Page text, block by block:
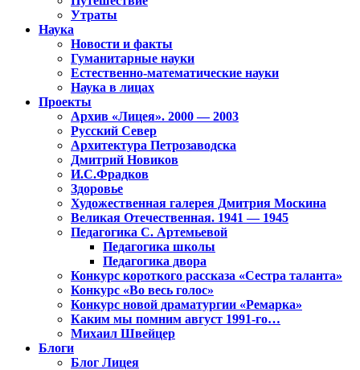
Утраты
Наука
Новости и факты
Гуманитарные науки
Естественно-математические науки
Наука в лицах
Проекты
Архив «Лицея». 2000 — 2003
Русский Север
Архитектура Петрозаводска
Дмитрий Новиков
И.С.Фрадков
Здоровье
Художественная галерея Дмитрия Москина
Великая Отечественная. 1941 — 1945
Педагогика С. Артемьевой
Педагогика школы
Педагогика двора
Конкурс короткого рассказа «Сестра таланта»
Конкурс «Во весь голос»
Конкурс новой драматургии «Ремарка»
Каким мы помним август 1991-го…
Михаил Швейцер
Блоги
Блог Лицея